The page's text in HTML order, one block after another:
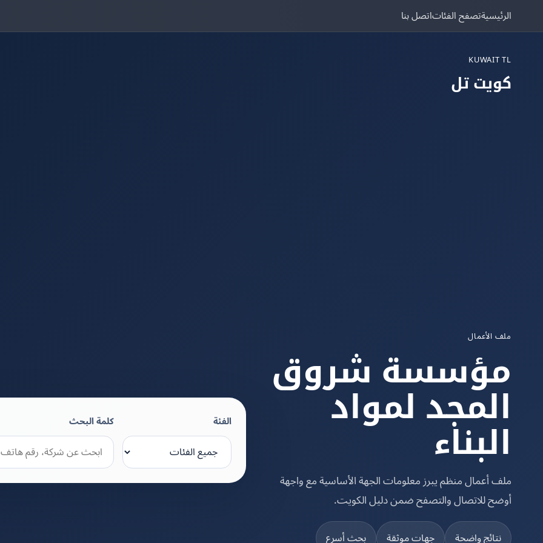
الرئيسيةتصفح الفئاتاتصل بنا
KUWAIT TL
كويت تل
ملف الأعمال
مؤسسة شروق
المجد لمواد
البناء
ملف أعمال منظم يبرز معلومات الجهة الأساسية مع واجهة
أوضح للاتصال والتصفح ضمن دليل الكويت.
نتائج واضحة جهات موثقة بحث أسرع
الفئة كلمة البحث